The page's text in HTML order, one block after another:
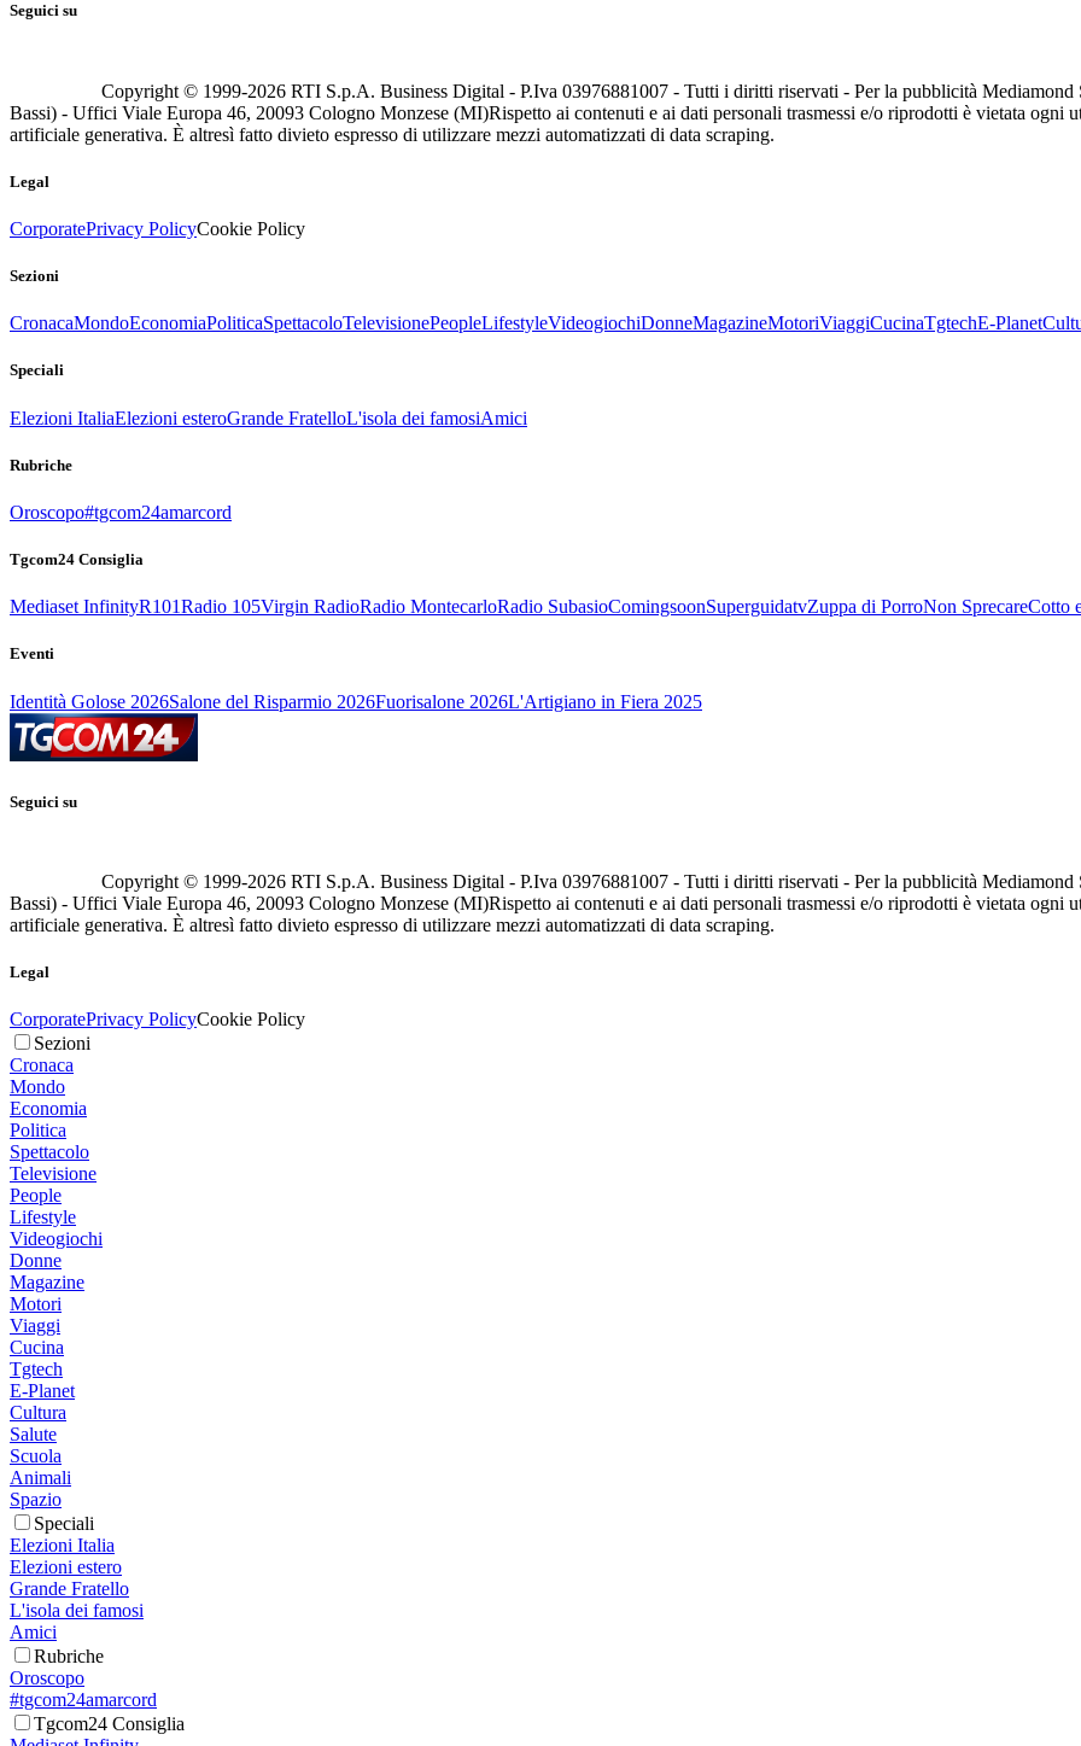
Seguici su
Copyright © 1999-2026 RTI S.p.A. Business Digital - P.Iva 03976881007 - Tutti i diritti riservati - Per la pubblicità
Bassi) - Uffici Viale Europa 46, 20093 Cologno Monzese (MI)Rispetto ai contenuti e ai dati personali trasmessi e/o riprodotti è vietata ogni
artificiale generativa. È altresì fatto divieto espresso di utilizzare mezzi automatizzati di data scraping.
Legal
CorporatePrivacy PolicyCookie Policy
Sezioni
CronacaMondoEconomiaPoliticaSpettacoloTelevisionePeopleLifestyleVideogiochiDonneMagazineMotoriViaggiCucinaTgtechE-Planet
Speciali
Elezioni ItaliaElezioni esteroGrande FratelloL'isola dei famosiAmici
Rubriche
Oroscopo#tgcom24amarcord
Tgcom24 Consiglia
Mediaset InfinityR101Radio 105Virgin RadioRadio MontecarloRadio SubasioComingsoonSuperguidatvZuppa di PorroNon SprecareCotto
Eventi
Identità Golose 2026Salone del Risparmio 2026Fuorisalone 2026L'Artigiano in Fiera 2025
Seguici su
Copyright © 1999-2026 RTI S.p.A. Business Digital - P.Iva 03976881007 - Tutti i diritti riservati - Per la pubblicità
Bassi) - Uffici Viale Europa 46, 20093 Cologno Monzese (MI)Rispetto ai contenuti e ai dati personali trasmessi e/o riprodotti è vietata ogni
artificiale generativa. È altresì fatto divieto espresso di utilizzare mezzi automatizzati di data scraping.
Legal
CorporatePrivacy PolicyCookie Policy
Sezioni
Cronaca
Mondo
Economia
Politica
Spettacolo
Televisione
People
Lifestyle
Videogiochi
Donne
Magazine
Motori
Viaggi
Cucina
Tgtech
E-Planet
Cultura
Salute
Scuola
Animali
Spazio
Speciali
Elezioni Italia
Elezioni estero
Grande Fratello
L'isola dei famosi
Amici
Rubriche
Oroscopo
#tgcom24amarcord
Tgcom24 Consiglia